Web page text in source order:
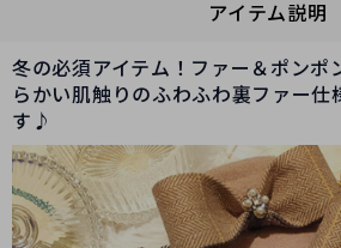
アイテム説明
冬の必須アイテム！ファー＆ポンポ
らかい肌触りのふわふわ裏ファー仕
す♪